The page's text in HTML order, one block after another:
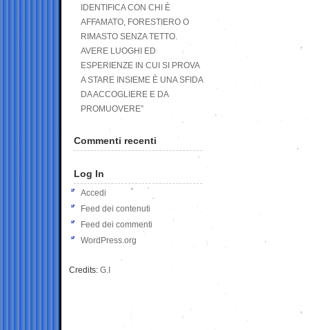
IDENTIFICA CON CHI È
AFFAMATO, FORESTIERO O
RIMASTO SENZA TETTO.
AVERE LUOGHI ED
ESPERIENZE IN CUI SI PROVA
A STARE INSIEME È UNA SFIDA
DA ACCOGLIERE E DA
PROMUOVERE”
Commenti recenti
Log In
Accedi
Feed dei contenuti
Feed dei commenti
WordPress.org
Credits: G.I